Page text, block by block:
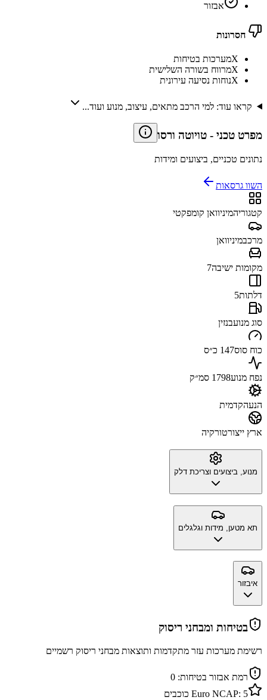
אבזור
חסרונות
Xמערכות בטיחות
Xמרווח בשורה השלישית
Xנוחות נסיעה עירונית
קראו עוד: למי הרכב מתאים, עיצוב, מנוע ועוד...
מפרט טכני - טויוטה ורסו
נתונים טכניים, ביצועים ומידות
השוו גרסאות
קטגוריהמיניוואן קומפקטי
מרכבמיניוואן
מקומות ישיבה7
דלתות5
סוג מנועבנזין
כוח סוס147 כ״ס
נפח מנוע1798 סמ״ק
הנעהקדמית
ארץ ייצורטורקיה
מנוע, ביצועים וצריכת דלק
תא מטען, מידות וגלגלים
איבזור
בטיחות ומבחני ריסוק
רשימת מערכות עזר מתקדמות ותוצאות מבחני ריסוק רשמיים
רמת אבזור בטיחות: 0
Euro NCAP: 5 כוכבים